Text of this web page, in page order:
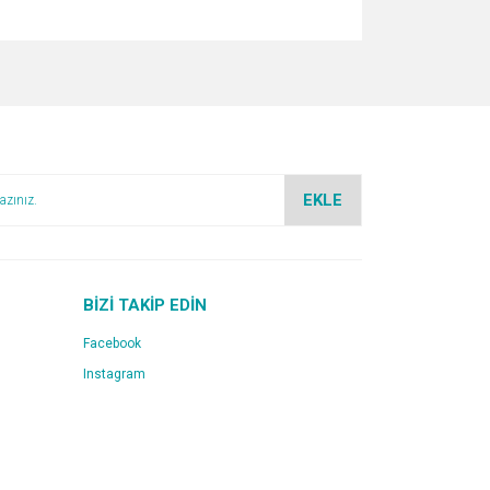
EKLE
BİZİ TAKİP EDİN
Facebook
Instagram